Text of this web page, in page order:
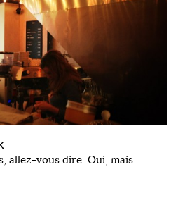
allez-vous dire. Oui, mais